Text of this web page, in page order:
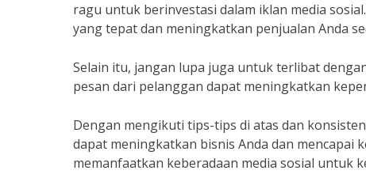
ragu untuk berinvestasi dalam iklan media
yang tepat dan meningkatkan penjualan Anda
Selain itu, jangan lupa juga untuk terlibat
pesan dari pelanggan dapat meningkatkan
Dengan mengikuti tips-tips di atas dan konsisten
dapat meningkatkan bisnis Anda dan mencapai
memanfaatkan keberadaan media sosial untuk